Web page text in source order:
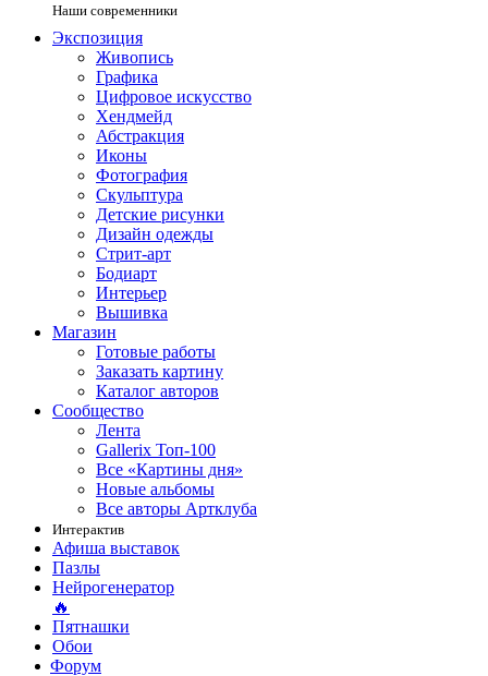
Наши современники
Экспозиция
Живопись
Графика
Цифровое искусство
Хендмейд
Абстракция
Иконы
Фотография
Скульптура
Детские рисунки
Дизайн одежды
Стрит-арт
Бодиарт
Интерьер
Вышивка
Магазин
Готовые работы
Заказать картину
Каталог авторов
Сообщество
Лента
Gallerix Топ-100
Все «Картины дня»
Новые альбомы
Все авторы Артклуба
Интерактив
Афиша выставок
Пазлы
Нейрогенератор
🔥
Пятнашки
Обои
Форум